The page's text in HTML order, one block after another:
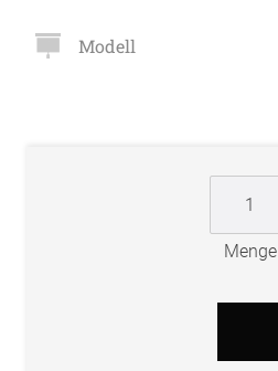
Modell
Menge